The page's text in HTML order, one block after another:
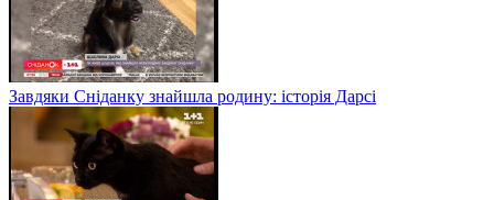
Завдяки Сніданку знайшла родину: історія Дарсі